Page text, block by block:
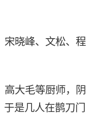
宋晓峰、文松、程
大毛等厨师，阴
是几人在鹊刀门